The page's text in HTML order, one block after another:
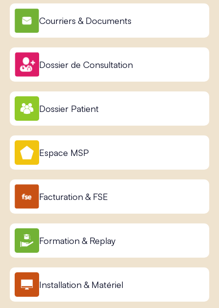
Courriers & Documents
Dossier de Consultation
Dossier Patient
Espace MSP
Facturation & FSE
Formation & Replay
Installation & Matériel